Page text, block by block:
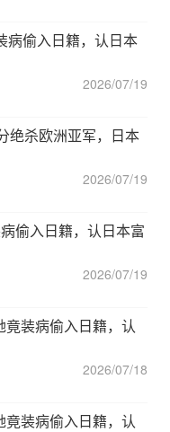
病偷入日籍，认日本
2026/07/19
绝杀欧洲亚军，日本
2026/07/19
偷入日籍，认日本富
2026/07/19
装病偷入日籍，认
2026/07/18
装病偷入日籍，认